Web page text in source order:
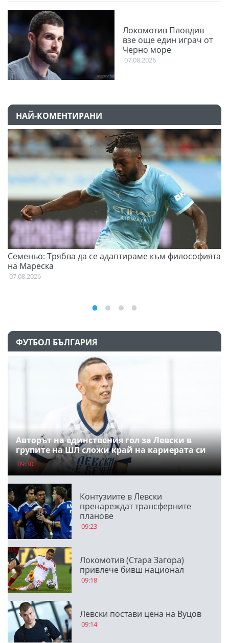
Локомотив Пловдив
взе още един играч от
Черно море
07.08.2026
НАЙ-КОМЕНТИРАНИ
Семеньо: Трябва да се адаптираме към философията
на Мареска
07.08.2026
ФУТБОЛ БЪЛГАРИЯ
Авторът на единствения гол за Левски в
групите на ШЛ сложи край на кариерата си
09:30
Контузиите в Левски
пренареждат трансферните
планове
09:23
Локомотив (Стара Загора)
привлече бивш национал
09:18
Левски постави цена на Вуцов
09:14